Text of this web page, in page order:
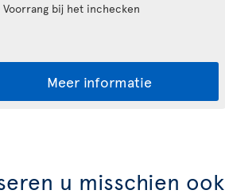
Voorrang bij het inchecken
Meer informatie
u misschien ook